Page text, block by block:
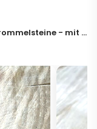
Sonnenstein Trommelsteine - mit Goldbeutel